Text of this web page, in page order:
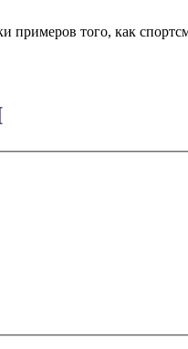
примеров того, как